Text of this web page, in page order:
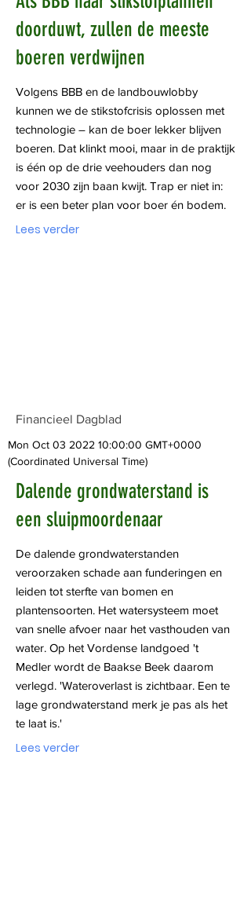
doorduwt, zullen de meeste
boeren verdwijnen
Volgens BBB en de landbouwlobby
kunnen we de stikstofcrisis oplossen met
technologie – kan de boer lekker blijven
boeren. Dat klinkt mooi, maar in de praktijk
is één op de drie veehouders dan nog
voor 2030 zijn baan kwijt. Trap er niet in:
er is een beter plan voor boer én bodem.
Lees verder
Financieel Dagblad
Mon Oct 03 2022 10:00:00 GMT+0000
(Coordinated Universal Time)
Dalende grondwaterstand is
een sluipmoordenaar
De dalende grondwaterstanden
veroorzaken schade aan funderingen en
leiden tot sterfte van bomen en
plantensoorten. Het watersysteem moet
van snelle afvoer naar het vasthouden van
water. Op het Vordense landgoed 't
Medler wordt de Baakse Beek daarom
verlegd. 'Wateroverlast is zichtbaar. Een te
lage grondwaterstand merk je pas als het
te laat is.'
Lees verder